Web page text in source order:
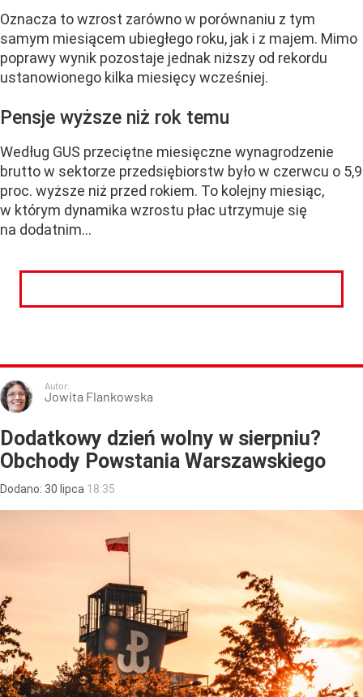
Oznacza to wzrost zarówno w porównaniu z tym
samym miesiącem ubiegłego roku, jak i z majem. Mimo
poprawy wynik pozostaje jednak niższy od rekordu
ustanowionego kilka miesięcy wcześniej.
Pensje wyższe niż rok temu
Według GUS przeciętne miesięczne wynagrodzenie
brutto w sektorze przedsiębiorstw było w czerwcu o 5,9
proc. wyższe niż przed rokiem. To kolejny miesiąc,
w którym dynamika wzrostu płac utrzymuje się
na dodatnim...
Autor:
Jowita Flankowska
Dodatkowy dzień wolny w sierpniu?
Obchody Powstania Warszawskiego
Dodano: 30 lipca 18:35